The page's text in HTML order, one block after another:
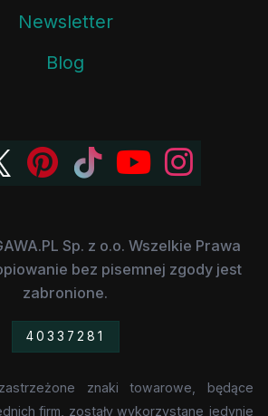
Newsletter
Blog
Sp. z o.o. Wszelkie Prawa
bez pisemnej zgody jest
zabronione.
40337281
znaki towarowe, będące
firm, zostały wykorzystane jedynie